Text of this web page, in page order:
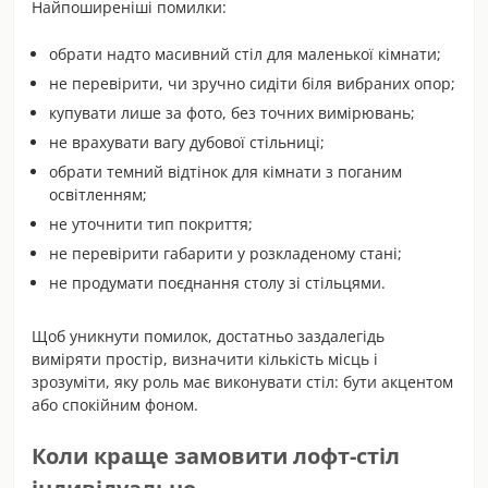
Найпоширеніші помилки:
обрати надто масивний стіл для маленької кімнати;
не перевірити, чи зручно сидіти біля вибраних опор;
купувати лише за фото, без точних вимірювань;
не врахувати вагу дубової стільниці;
обрати темний відтінок для кімнати з поганим
освітленням;
не уточнити тип покриття;
не перевірити габарити у розкладеному стані;
не продумати поєднання столу зі стільцями.
Щоб уникнути помилок, достатньо заздалегідь
виміряти простір, визначити кількість місць і
зрозуміти, яку роль має виконувати стіл: бути акцентом
або спокійним фоном.
Коли краще замовити лофт-стіл